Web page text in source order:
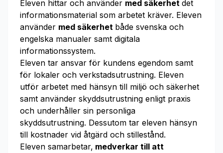
Eleven hittar och använder med säkerhet det
informationsmaterial som arbetet kräver. Eleven
använder med säkerhet både svenska och
engelska manualer samt digitala
informationssystem.
Eleven tar ansvar för kundens egendom samt
för lokaler och verkstadsutrustning. Eleven
utför arbetet med hänsyn till miljö och säkerhet
samt använder skyddsutrustning enligt praxis
och underhåller sin personliga
skyddsutrustning. Dessutom tar eleven hänsyn
till kostnader vid åtgärd och stillestånd.
Eleven samarbetar, medverkar till att